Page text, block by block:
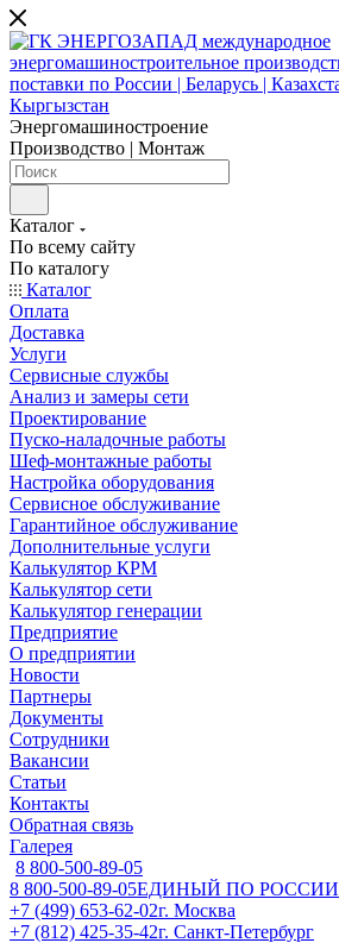
Энергомашиностроение
Производство | Монтаж
Каталог
По всему сайту
По каталогу
Каталог
Оплата
Доставка
Услуги
Сервисные службы
Анализ и замеры сети
Проектирование
Пуско-наладочные работы
Шеф-монтажные работы
Настройка оборудования
Сервисное обслуживание
Гарантийное обслуживание
Дополнительные услуги
Калькулятор КРМ
Калькулятор сети
Калькулятор генерации
Предприятие
О предприятии
Новости
Партнеры
Документы
Сотрудники
Вакансии
Статьи
Контакты
Обратная связь
Галерея
8 800-500-89-05
8 800-500-89-05ЕДИНЫЙ ПО РОССИИ
+7 (499) 653-62-02г. Москва
+7 (812) 425-35-42г. Санкт-Петербург